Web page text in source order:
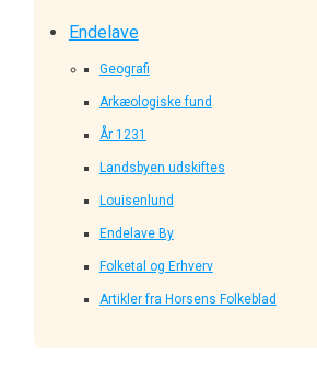
Endelave
Geografi
Arkæologiske fund
År 1231
Landsbyen udskiftes
Louisenlund
Endelave By
Folketal og Erhverv
Artikler fra Horsens Folkeblad